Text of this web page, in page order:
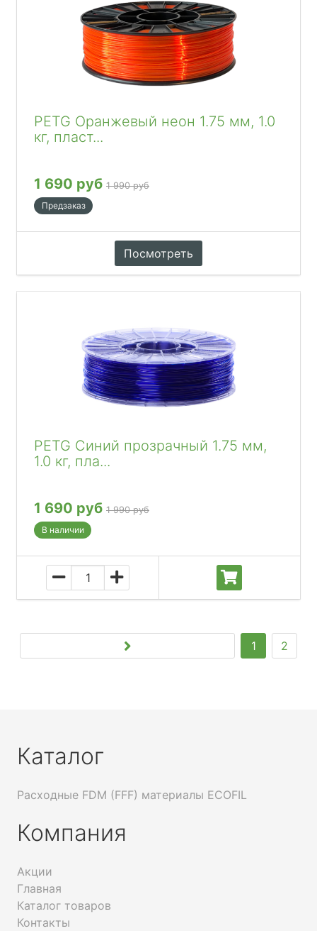
PETG Оранжевый неон 1.75 мм, 1.0
кг, пласт...
1 690 руб 1 990 руб
Предзаказ
Посмотреть
PETG Синий прозрачный 1.75 мм,
1.0 кг, пла...
1 690 руб 1 990 руб
В наличии
1 2
Каталог
Расходные FDM (FFF) материалы ECOFIL
Компания
Акции
Главная
Каталог товаров
Контакты